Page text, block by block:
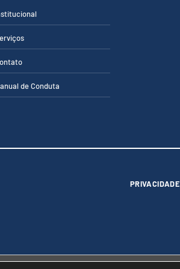
de Conduta
PRIVACIDADE